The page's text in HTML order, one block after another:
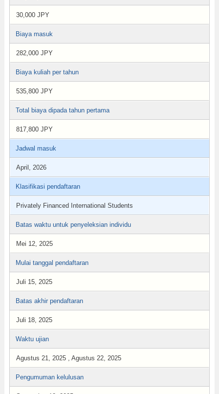
30,000 JPY
Biaya masuk
282,000 JPY
Biaya kuliah per tahun
535,800 JPY
Total biaya dipada tahun pertama
817,800 JPY
Jadwal masuk
April, 2026
Klasifikasi pendaftaran
Privately Financed International Students
Batas waktu untuk penyeleksian individu
Mei 12, 2025
Mulai tanggal pendaftaran
Juli 15, 2025
Batas akhir pendaftaran
Juli 18, 2025
Waktu ujian
Agustus 21, 2025 , Agustus 22, 2025
Pengumuman kelulusan